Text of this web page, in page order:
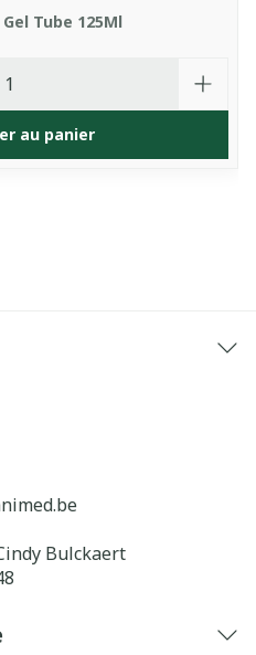
Tube 125Ml
au panier
Bulckaert